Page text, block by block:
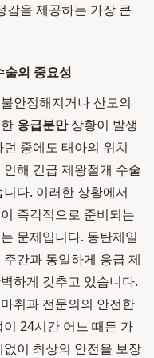
감을 제공하는 가장 큰
술의 중요성
안정해지거나 산모의
응급분만상황이 발생
중에도 태아의 위치
해 긴급 제왕절개 수술
다. 이러한 상황에서
즉각적으로 준비되는
문제입니다. 동탄제일
간과 동일하게 응급 제
하게 갖추고 있습니다.
취과 전문의의 안전한
24시간 어느 때든 가
이 최상의 안전을 보장